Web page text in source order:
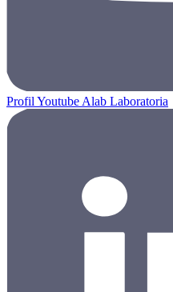
Profil Youtube Alab Laboratoria